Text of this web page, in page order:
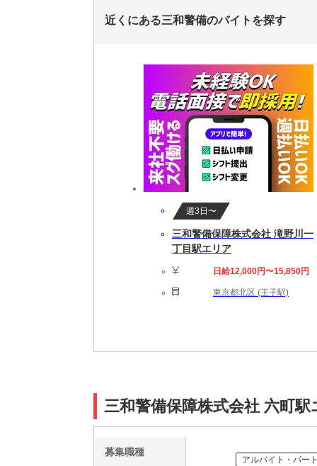
近くにある三和警備のバイトを探す
週3日〜
三和警備保障株式会社 滝野川一
丁目駅エリア
日給12,000円〜15,850円
東京都北区 (王子駅)
三和警備保障株式会社 六町
募集職種
アルバイト・パー